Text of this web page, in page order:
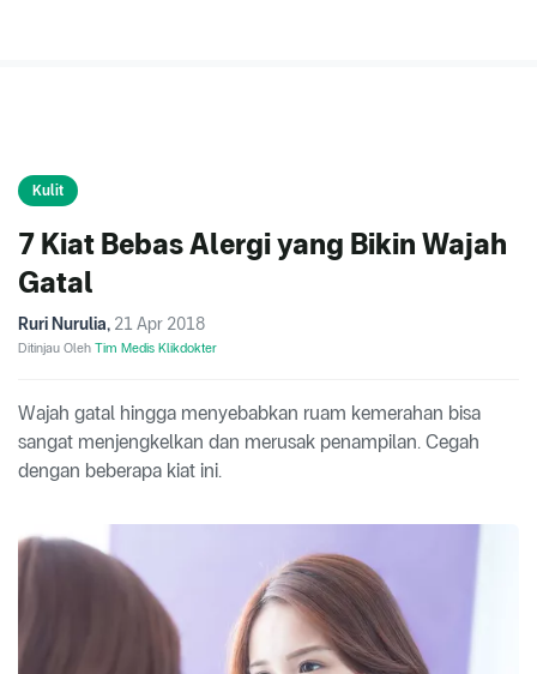
Kulit
7 Kiat Bebas Alergi yang Bikin Wajah
Gatal
Ruri Nurulia, 21 Apr 2018
Ditinjau Oleh Tim Medis Klikdokter
Wajah gatal hingga menyebabkan ruam kemerahan bisa
sangat menjengkelkan dan merusak penampilan. Cegah
dengan beberapa kiat ini.